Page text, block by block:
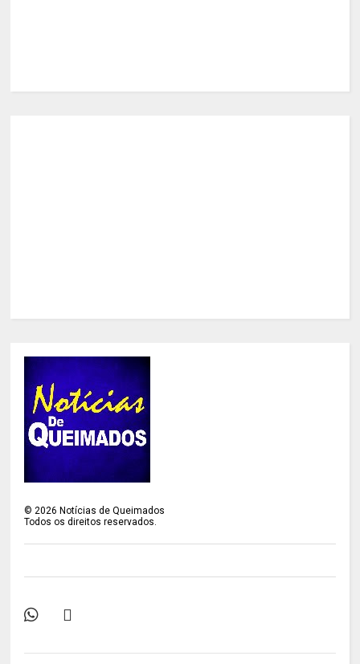
© 2026 Notícias de Queimados
Todos os direitos reservados.